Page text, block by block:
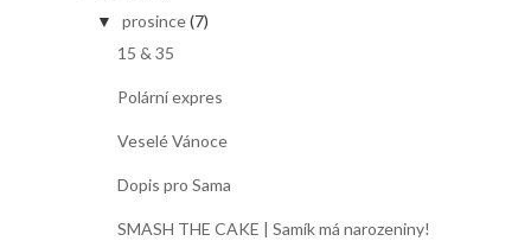
▼ prosince(7)
15 & 35
Polární expres
Veselé Vánoce
Dopis pro Sama
SMASH THE CAKE | Samík má narozeniny!